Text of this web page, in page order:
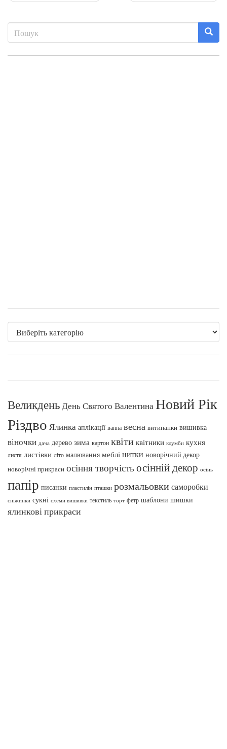
ВеликденьДень Святого ВалентинаНовий Рік
Різдво Ялинка аплікації ванна весна витинанки вишивка
віночки дача дерево зима картон квіти квітники клумби кухня
листя листівки літо малювання меблі нитки новорічний декор
новорічні прикраси осіння творчість осінній декор осінь
папір писанки пластилін пташки розмальовки саморобки
сніжинки сукні схеми вишивки текстиль торт фетр шаблони шишки
ялинкові прикраси